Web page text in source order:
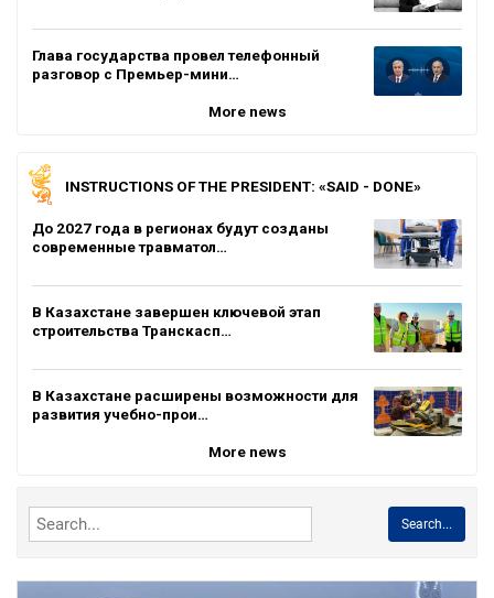
Глава государства провел телефонный
разговор с Премьер-мини…
More news
INSTRUCTIONS OF THE PRESIDENT: «SAID - DONE»
До 2027 года в регионах будут созданы
современные травматол…
В Казахстане завершен ключевой этап
строительства Транскасп…
В Казахстане расширены возможности для
развития учебно-прои…
More news
Search...